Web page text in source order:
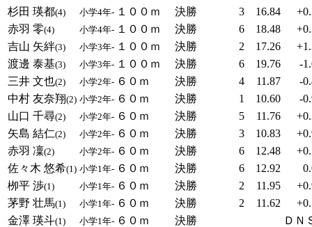
杉田 瑛都(4) 小学4年- １００ｍ 決勝 3 16.84
赤羽 零(4) 小学4年- １００ｍ 決勝 6 18.48
吉山 矢絆(3) 小学3年- １００ｍ 決勝 2 17.26
渡邊 泰基(3) 小学3年- １００ｍ 決勝 6 19.76
-
三井 文也(2) 小学2年- ６０ｍ 決勝 4 11.87
-
中村 友奈翔(2) 小学2年- ６０ｍ 決勝 1 10.60
-
山口 千尋(2) 小学2年- ６０ｍ 決勝 5 11.76
矢島 結仁(2) 小学2年- ６０ｍ 決勝 3 10.83
赤羽 凜(2) 小学2年- ６０ｍ 決勝 6 12.48
佐々木 悠希(1) 小学1年- ６０ｍ 決勝 6 12.92
栁平 渉(1) 小学1年- ６０ｍ 決勝 2 11.95
茅野 壮馬(1) 小学1年- ６０ｍ 決勝 2 11.62
金澤 瑛斗(1) 小学1年- ６０ｍ 決勝
ＤＮ